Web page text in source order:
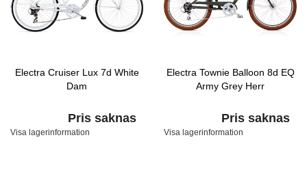
Electra Cruiser Lux 7d White
Dam
Pris saknas
Visa lagerinformation
Electra Townie Balloon 8d EQ
Army Grey Herr
Pris saknas
Visa lagerinformation